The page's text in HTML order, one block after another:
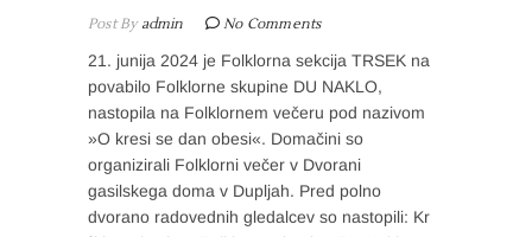
Post Byadmin No Comments
21. junija 2024 je Folklorna sekcija TRSEK na
povabilo Folklorne skupine DU NAKLO,
nastopila na Folklornem večeru pod nazivom
»O kresi se dan obesi«. Domačini so
organizirali Folklorni večer v Dvorani
gasilskega doma v Dupljah. Pred polno
dvorano radovednih gledalcev so nastopili: Kr